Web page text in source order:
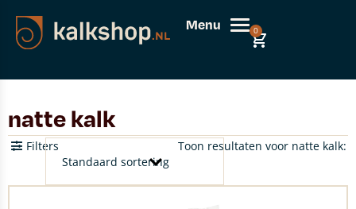
Menu 0
natte kalk
Toon resultaten voor natte kalk:
Filters